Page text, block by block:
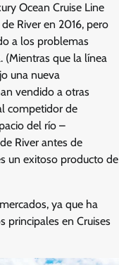
Ocean Cruise Line
River en 2016, pero
a los problemas
(Mientras que la línea
una nueva
vendido a otras
competidor de
del río –
River antes de
un exitoso producto de
ya que ha
principales en Cruises